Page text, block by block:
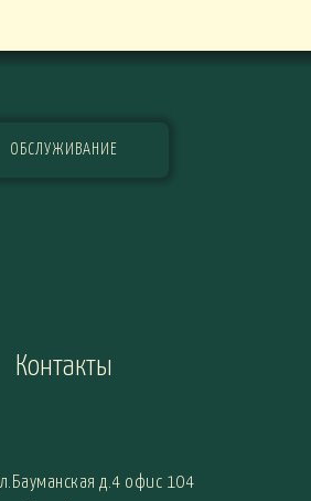
ОБСЛУЖИВАНИЕ
Контакты
д.4 офис 104